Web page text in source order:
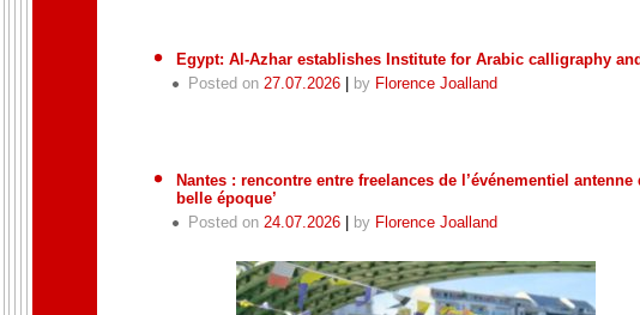
Egypt: Al-Azhar establishes Institute for Arabic calligraphy
Posted on 27.07.2026| by Florence Joalland
Nantes : rencontre entre freelances de l’événementiel
belle époque’
Posted on 24.07.2026| by Florence Joalland